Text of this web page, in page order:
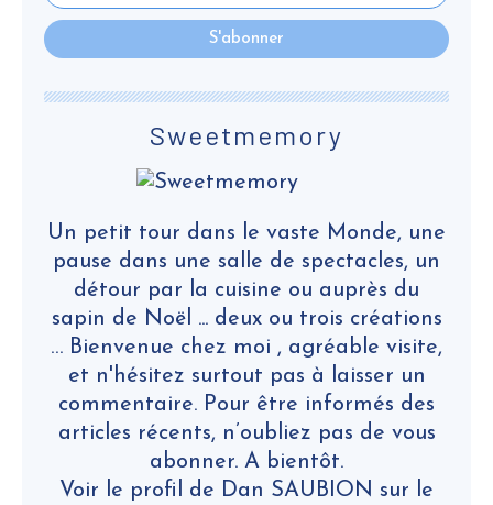
Sweetmemory
Un petit tour dans le vaste Monde, une
pause dans une salle de spectacles, un
détour par la cuisine ou auprès du
sapin de Noël ... deux ou trois créations
… Bienvenue chez moi , agréable visite,
et n'hésitez surtout pas à laisser un
commentaire. Pour être informés des
articles récents, n’oubliez pas de vous
abonner. A bientôt.
Voir le profil de Dan SAUBION sur le